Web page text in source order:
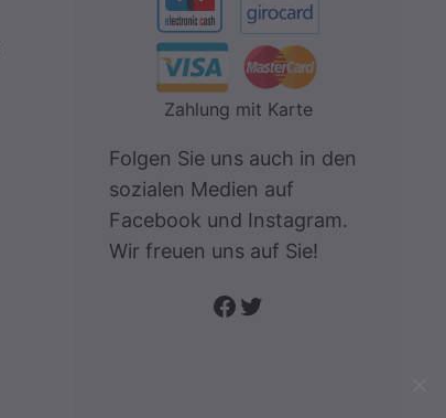
Zahlung mit Karte
Folgen Sie uns auch in den
sozialen Medien auf
Facebook und Instagram.
Wir freuen uns auf Sie!
Folge uns auf Facebook Twitter